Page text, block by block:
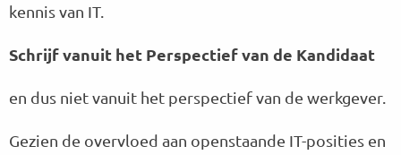
kennis van IT.
Schrijf vanuit het Perspectief van de Kandidaat
en dus niet vanuit het perspectief van de werkgever.
Gezien de overvloed aan openstaande IT-posities en